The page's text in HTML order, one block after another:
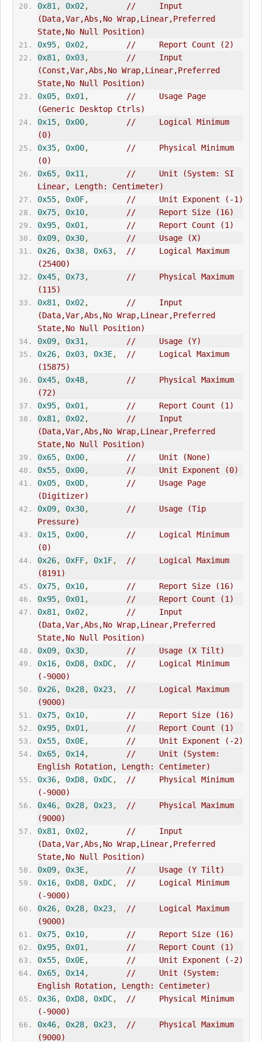
0x81 , 0x02,
//     Input
(Data,Var,Abs,No Wrap,Linear,Preferred
State,No Null Position)
0x95, 0x02,
//     Report Count (2)
0x81 , 0x03,
//     Input
(Const,Var,Abs,No Wrap,Linear,Preferred
State,No Null Position)
0x05, 0x01 ,
//     Usage Page
(Generic Desktop Ctrls)
0x15, 0x00,
//     Logical Minimum
(0)
0x35, 0x00,
//     Physical Minimum
(0)
0x65, 0x11 ,
//     Unit (System: SI
Linear, Length: Centimeter)
0x55, 0x0F,
//     Unit Exponent (-1)
0x75, 0x10,
//     Report Size (16)
0x95, 0x01 ,
//     Report Count (1)
0x09, 0x30,
//     Usage (X)
0x26, 0x38, 0x63,
//     Logical Maximum
(25400)
0x45, 0x73,
//     Physical Maximum
(115)
0x81 , 0x02,
//     Input
(Data,Var,Abs,No Wrap,Linear,Preferred
State,No Null Position)
0x09, 0x31 ,
//     Usage (Y)
0x26, 0x03, 0x3E,
//     Logical Maximum
(15875)
0x45, 0x48,
//     Physical Maximum
(72)
0x95, 0x01 ,
//     Report Count (1)
0x81 , 0x02,
//     Input
(Data,Var,Abs,No Wrap,Linear,Preferred
State,No Null Position)
0x65, 0x00,
//     Unit (None)
0x55, 0x00,
//     Unit Exponent (0)
0x05, 0x0D,
//     Usage Page
(Digitizer)
0x09, 0x30,
//     Usage (Tip
Pressure)
0x15, 0x00,
//     Logical Minimum
(0)
0x26, 0xFF, 0x1F,
//     Logical Maximum
(8191)
0x75, 0x10,
//     Report Size (16)
0x95, 0x01 ,
//     Report Count (1)
0x81 , 0x02,
//     Input
(Data,Var,Abs,No Wrap,Linear,Preferred
State,No Null Position)
0x09, 0x3D,
//     Usage (X Tilt)
0x16, 0xD8, 0xDC,
//     Logical Minimum
(-9000)
0x26, 0x28, 0x23,
//     Logical Maximum
(9000)
0x75, 0x10,
//     Report Size (16)
0x95, 0x01 ,
//     Report Count (1)
0x55, 0x0E,
//     Unit Exponent (-2)
0x65, 0x14,
//     Unit (System:
English Rotation, Length: Centimeter)
0x36, 0xD8, 0xDC,
//     Physical Minimum
(-9000)
0x46, 0x28, 0x23,
//     Physical Maximum
(9000)
0x81 , 0x02,
//     Input
(Data,Var,Abs,No Wrap,Linear,Preferred
State,No Null Position)
0x09, 0x3E,
//     Usage (Y Tilt)
0x16, 0xD8, 0xDC,
//     Logical Minimum
(-9000)
0x26, 0x28, 0x23,
//     Logical Maximum
(9000)
0x75, 0x10,
//     Report Size (16)
0x95, 0x01 ,
//     Report Count (1)
0x55, 0x0E,
//     Unit Exponent (-2)
0x65, 0x14,
//     Unit (System:
English Rotation, Length: Centimeter)
0x36, 0xD8, 0xDC,
//     Physical Minimum
(-9000)
0x46, 0x28, 0x23,
//     Physical Maximum
(9000)